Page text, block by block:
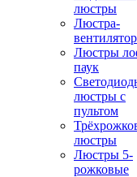
люстры
Люстра-
вентилятор
Люстры
паук
люстры с
пультом
люстры
Люстры 5-
рожковые